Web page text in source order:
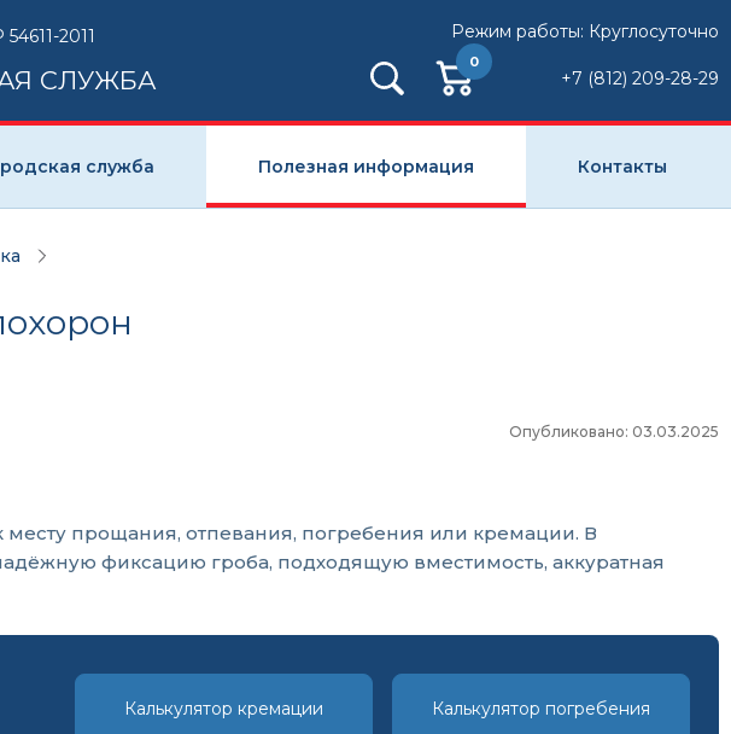
2011
СЛУЖБА
Режим работы: Круглосуточно
0
+7 (812) 209-28-29
служба Полезная информация Контакты
Опубликовано: 03.03.2025
прощания, отпевания, погребения или кремации. В
фиксацию гроба, подходящую вместимость, аккуратная
Калькулятор кремации Калькулятор погребения